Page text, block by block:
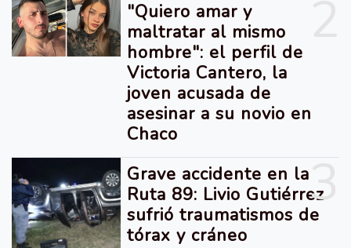
"Quiero amar y
maltratar al mismo
hombre": el perfil de
Victoria Cantero, la
joven acusada de
asesinar a su novio en
Chaco
3
Grave accidente en la
Ruta 89: Livio Gutiérrez
sufrió traumatismos de
tórax y cráneo